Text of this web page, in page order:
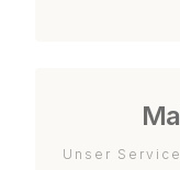
Unser